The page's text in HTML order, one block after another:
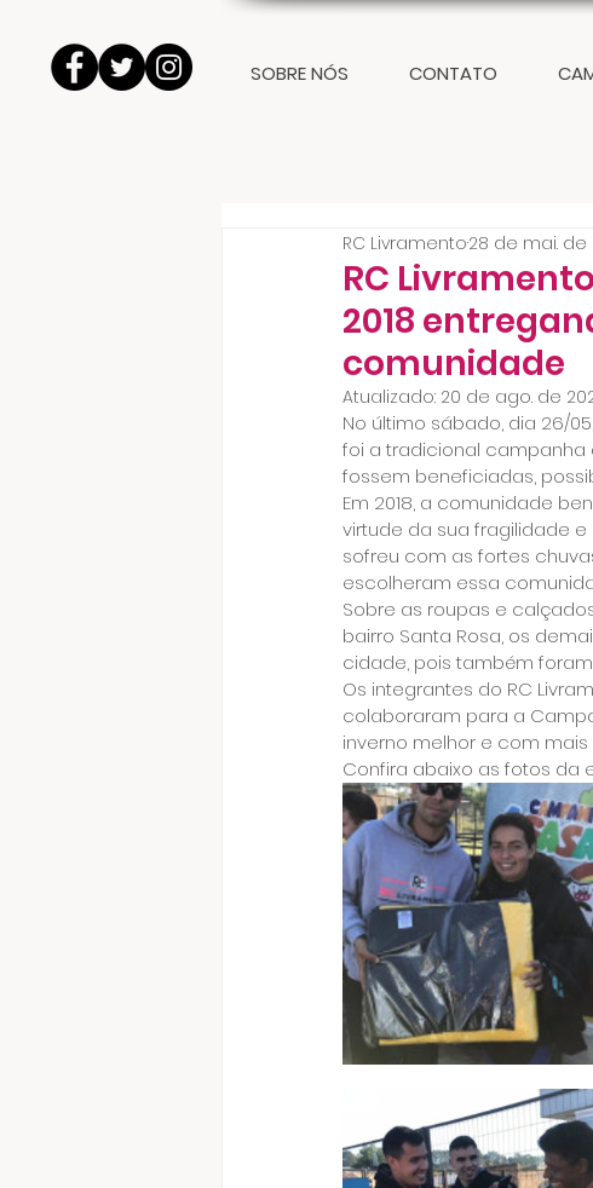
SOBRE NÓS CONTATO
RC
2018
comunidade
RC Livramento28 de mai. de
Atualizado: 20 de ago. de
No último sábado, dia 26/
foi a tradicional campanha
fossem beneficiadas,
Em 2018, a comunidade
virtude da sua fragilidade
sofreu com as fortes
escolheram essa
Sobre as roupas e
bairro Santa Rosa, os
cidade, pois também
Os integrantes do RC
colaboraram para a
inverno melhor e com
Confira abaixo as fotos da